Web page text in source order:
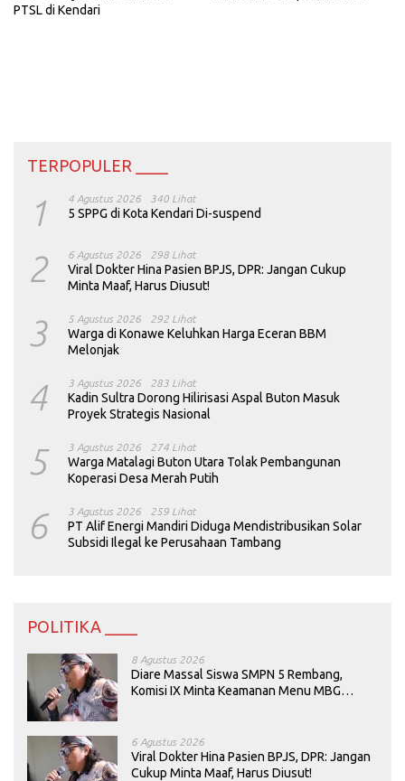
PTSL di Kendari
TERPOPULER ____
1 4 Agustus 2026 340 Lihat
5 SPPG di Kota Kendari Di-suspend
2 6 Agustus 2026 298 Lihat
Viral Dokter Hina Pasien BPJS, DPR: Jangan Cukup
Minta Maaf, Harus Diusut!
3 5 Agustus 2026 292 Lihat
Warga di Konawe Keluhkan Harga Eceran BBM
Melonjak
4 3 Agustus 2026 283 Lihat
Kadin Sultra Dorong Hilirisasi Aspal Buton Masuk
Proyek Strategis Nasional
5 3 Agustus 2026 274 Lihat
Warga Matalagi Buton Utara Tolak Pembangunan
Koperasi Desa Merah Putih
6 3 Agustus 2026 259 Lihat
PT Alif Energi Mandiri Diduga Mendistribusikan Solar
Subsidi Ilegal ke Perusahaan Tambang
POLITIKA ____
8 Agustus 2026
Diare Massal Siswa SMPN 5 Rembang,
Komisi IX Minta Keamanan Menu MBG
6 Agustus 2026
Viral Dokter Hina Pasien BPJS, DPR: Jangan
Cukup Minta Maaf, Harus Diusut!